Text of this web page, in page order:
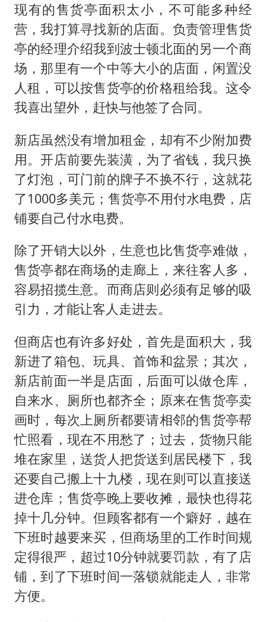
现有的售货亭面积太小，不可能多种经
营，我打算寻找新的店面。负责管理售货
亭的经理介绍我到波士顿北面的另一个商
场，那里有一个中等大小的店面，闲置没
人租，可以按售货亭的价格租给我。这令
我喜出望外，赶快与他签了合同。
新店虽然没有增加租金，却有不少附加费
用。开店前要先装潢，为了省钱，我只换
了灯泡，可门前的牌子不换不行，这就花
了1000多美元；售货亭不用付水电费，店
铺要自己付水电费。
除了开销大以外，生意也比售货亭难做，
售货亭都在商场的走廊上，来往客人多，
容易招揽生意。而商店则必须有足够的吸
引力，才能让客人走进去。
但商店也有许多好处，首先是面积大，我
新进了箱包、玩具、首饰和盆景；其次，
新店前面一半是店面，后面可以做仓库，
自来水、厕所也都齐全；原来在售货亭卖
画时，每次上厕所都要请相邻的售货亭帮
忙照看，现在不用愁了；过去，货物只能
堆在家里，送货人把货送到居民楼下，我
还要自己搬上十九楼，现在则可以直接送
进仓库；售货亭晚上要收摊，最快也得花
掉十几分钟。但顾客都有一个癖好，越在
下班时越要来买，但商场里的工作时间规
定得很严，超过10分钟就要罚款，有了店
铺，到了下班时间一落锁就能走人，非常
方便。